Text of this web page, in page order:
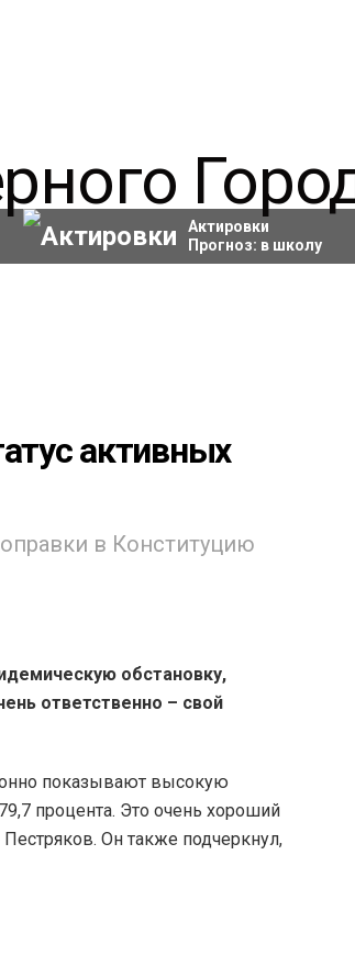
Актировки
Прогноз: в школу
активных
в Конституцию
обстановку,
ответственно – свой
показывают высокую
процента. Это очень хороший
Пестряков. Он также подчеркнул,